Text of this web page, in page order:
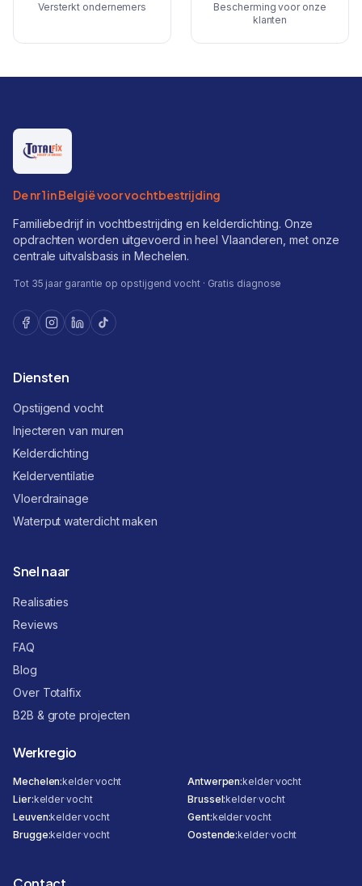
Versterkt ondernemers
Bescherming voor onze
klanten
De nr 1 in België voor vochtbestrijding
Familiebedrijf in vochtbestrijding en kelderdichting. Onze
opdrachten worden uitgevoerd in heel Vlaanderen, met onze
centrale uitvalsbasis in Mechelen.
Tot 35 jaar garantie op opstijgend vocht · Gratis diagnose
Diensten
Opstijgend vocht
Injecteren van muren
Kelderdichting
Kelderventilatie
Vloerdrainage
Waterput waterdicht maken
Snel naar
Realisaties
Reviews
FAQ
Blog
Over Totalfix
B2B & grote projecten
Werkregio
Mechelen:kelder·vocht Antwerpen:kelder·vocht
Lier:kelder·vocht Brussel:kelder·vocht
Leuven:kelder·vocht Gent:kelder·vocht
Brugge:kelder·vocht Oostende:kelder·vocht